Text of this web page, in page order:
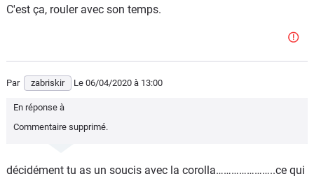
C'est ça, rouler avec son temps.
Par zabriskir Le 06/04/2020 à 13:00
En réponse à
Commentaire supprimé.
décidément tu as un soucis avec la corolla…………………..ce qui